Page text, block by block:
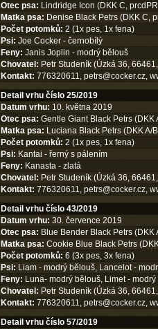
Otec psa: Lindridge Icon (DKK C,
Matka psa: Denise Black Petrs (DKK C,
Počet potomků: 2 (1x pes, 1x fena)
Psi: Joe Cocker - černobílý
Feny: Janis Joplin - modrý bělouš
Chovatel: Petr Studeník (Úzká 36,
Kontakt: 776320611, petrs@cocker.cz,
Detail vrhu číslo 25/2019
Datum vrhu: 10. května 2019
Otec psa: Gentle Giant Black Petrs (DKK
Matka psa: Luciana Black Petrs (DKK A/
Počet potomků: 2 (1x pes, 1x fena)
Psi: Kantai - řerný s pálením
Feny: Kanasta - zlatá
Chovatel: Petr Studeník (Úzká 36,
Kontakt: 776320611, petrs@cocker.cz,
Detail vrhu číslo 43/2019
Datum vrhu: 30. července 2019
Otec psa: Blue Bender Black Petrs (DKK
Matka psa: Cookie Blue Black Petrs
Počet potomků: 6 (3x pes, 3x fena)
Psi: Liam - modrý bělouš, Lancelot -
Feny: Luna- modrý bělouš, Limet -
Chovatel: Petr Studeník (Úzká 36,
Kontakt: 776320611, petrs@cocker.cz,
Detail vrhu číslo 57/2019